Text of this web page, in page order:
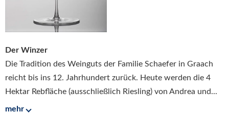
Der Winzer
Die Tradition des Weinguts der Familie Schaefer in Graach
reicht bis ins 12. Jahrhundert zurück. Heute werden die 4
Hektar Rebfläche (ausschließlich Riesling) von Andrea und...
mehr